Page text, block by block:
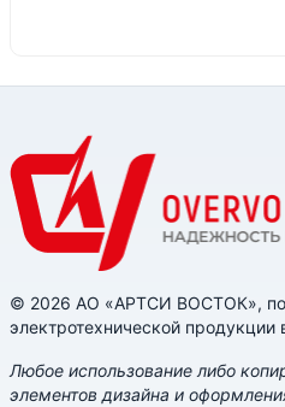
© 2026 АО «АРТСИ ВОСТОК»,
электротехнической
Любое использование либо
элементов дизайна и